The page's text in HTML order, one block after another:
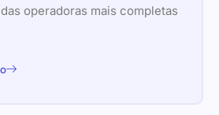
operadoras mais completas